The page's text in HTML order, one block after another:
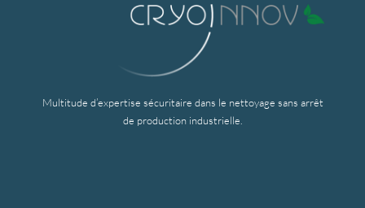
Multitude d’expertise sécuritaire dans le nettoyage sans arrêt
de production industrielle.